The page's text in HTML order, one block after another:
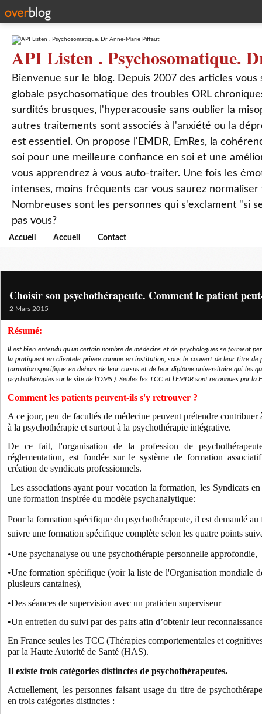
API Listen . Psychosomatique.
Bienvenue sur le blog. Depuis 2007 des articles
globale psychosomatique des troubles ORL
surdités brusques, l'hyperacousie sans oublier la
autres traitements sont associés à l'anxiété ou la
est essentiel. On propose l'EMDR, EmRes, la
soi pour une meilleure confiance en soi et une
vous apprendrez à vous auto-traiter. Une fois les
intenses, moins fréquents car vous saurez
Nombreuses sont les personnes qui s'exclament "si
pas vous?
Accueil Accueil Contact
Choisir son psychothérapeute. Comment le patient
2 Mars 2015
Résumé:
Il est bien entendu qu'un certain nombre de médecins et de psychologues se forment
la pratiquent en clientèle privée comme en institution, sous le couvert de leur titre de
formation spécifique en dehors de leur cursus et de leur diplôme universitaire qui les
psychothérapies sur le site de l'OMS ). Seules les TCC et l'EMDR sont reconnues par la
Comment les patients peuvent-ils s'y retrouver ?
A ce jour, peu de facultés de médecine peuvent prétendre
à la psychothérapie et surtout à la psychothérapie intégrative.
De ce fait, l'organisation de la profession de
réglementation, est fondée sur le système de formation
création de syndicats professionnels.
Les associations ayant pour vocation la formation, les Syndicats
une formation inspirée du modèle psychanalytique:
Pour la formation spécifique du psychothérapeute, il est demandé
suivre une formation spécifique complète selon les quatre points
•Une psychanalyse ou une psychothérapie personnelle approfondie,
•Une formation spécifique (voir la liste de l'Organisation mondiale
plusieurs cantaines),
•Des séances de supervision avec un praticien superviseur
•Un entretien du suivi par des pairs afin d’obtenir leur
En France seules les TCC (Thérapies comportementales et
par la Haute Autorité de Santé (HAS).
Il existe trois catégories distinctes de psychothérapeutes.
Actuellement, les personnes faisant usage du titre de
en trois catégories distinctes :